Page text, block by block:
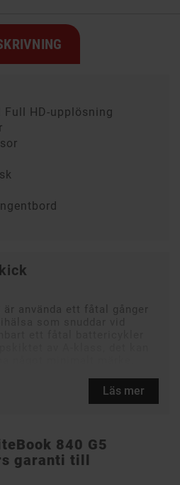
840 G5
garanti till
Full HD-upplösning
använda ett fåtal gånger
Läs mer